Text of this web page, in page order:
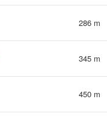
286 m
345 m
450 m